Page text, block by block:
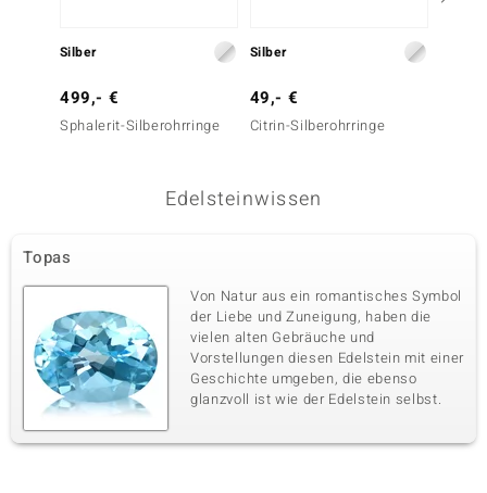
Silber
499,- €
Sphalerit-Silberohrringe
Silber
49,- €
Citrin-Silberohrringe
Edelsteinwissen
Topas
Von Natur aus ein romantisches Symbol
der Liebe und Zuneigung, haben die
vielen alten Gebräuche und
Vorstellungen diesen Edelstein mit einer
Geschichte umgeben, die ebenso
glanzvoll ist wie der Edelstein selbst.